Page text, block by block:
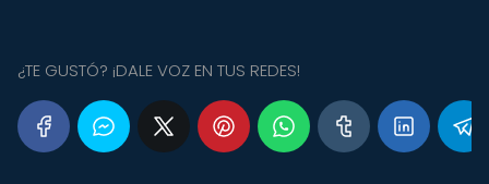
¿TE GUSTÓ? ¡DALE VOZ EN TUS REDES!